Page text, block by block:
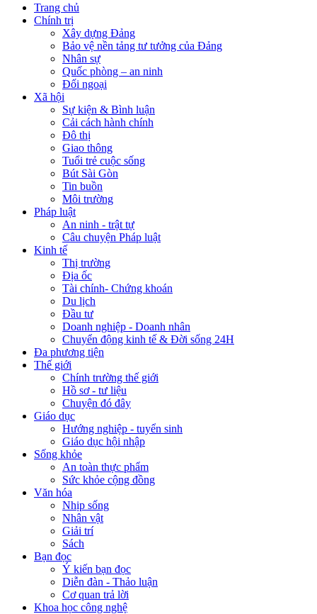
Trang chủ
Chính trị
Xây dựng Đảng
Bảo vệ nền tảng tư tưởng của Đảng
Nhân sự
Quốc phòng – an ninh
Đối ngoại
Xã hội
Sự kiện & Bình luận
Cải cách hành chính
Đô thị
Giao thông
Tuổi trẻ cuộc sống
Bút Sài Gòn
Tin buồn
Môi trường
Pháp luật
An ninh - trật tự
Câu chuyện Pháp luật
Kinh tế
Thị trường
Địa ốc
Tài chính- Chứng khoán
Du lịch
Đầu tư
Doanh nghiệp - Doanh nhân
Chuyển động kinh tế & Đời sống 24H
Đa phương tiện
Thế giới
Chính trường thế giới
Hồ sơ - tư liệu
Chuyện đó đây
Giáo dục
Hướng nghiệp - tuyển sinh
Giáo dục hội nhập
Sống khỏe
An toàn thực phẩm
Sức khỏe cộng đồng
Văn hóa
Nhịp sống
Nhân vật
Giải trí
Sách
Bạn đọc
Ý kiến bạn đọc
Diễn đàn - Thảo luận
Cơ quan trả lời
Khoa học công nghệ